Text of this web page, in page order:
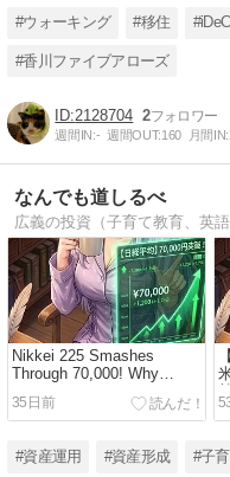
#ウォーキング #移住
#香川ファイブアローズ
2128704 2
週間IN:- 週間OUT:160 月間IN:
なんでも道しるべ
Nikkei 225 Smashes
Through 70,000! Why
Japanese Stocks are
Outperforming the S&P 500
Still My Core Asset
35日前
#資産運用 #資産形成 #子